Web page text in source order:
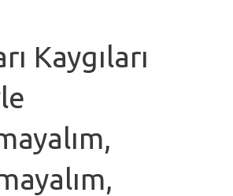
Kaygıları